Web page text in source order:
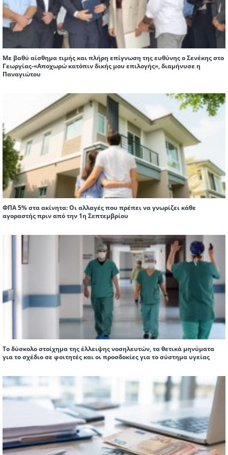
Με βαθύ αίσθημα τιμής και πλήρη επίγνωση της ευθύνης ο Σενέκης στο
Γεωργίας-«Αποχωρώ κατόπιν δικής μου επιλογής», διαμήνυσε η
Παναγιώτου
ΦΠΑ 5% στα ακίνητα: Οι αλλαγές που πρέπει να γνωρίζει κάθε
αγοραστής πριν από την 1η Σεπτεμβρίου
Το δύσκολο στοίχημα της έλλειψης νοσηλευτών, τα θετικά μηνύματα
για το σχέδιο σε φοιτητές και οι προσδοκίες για το σύστημα υγείας